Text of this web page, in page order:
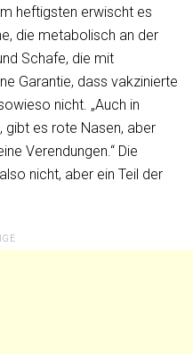
heftigsten erwischt es
die metabolisch an der
Schafe, die mit
Garantie, dass vakzinierte
nicht. „Auch in
gibt es rote Nasen, aber
Verendungen.“ Die
nicht, aber ein Teil der